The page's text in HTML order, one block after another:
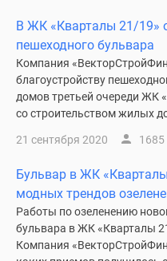
В ЖК «Кварталы 21/19»
пешеходного бульвара
Компания
благоустройству
домов третьей очереди ЖК
со строительством жилых
21 сентября 2020 1685
Бульвар в ЖК
модных трендов
Работы по озеленению
бульвара в ЖК «Кварталы
Компания